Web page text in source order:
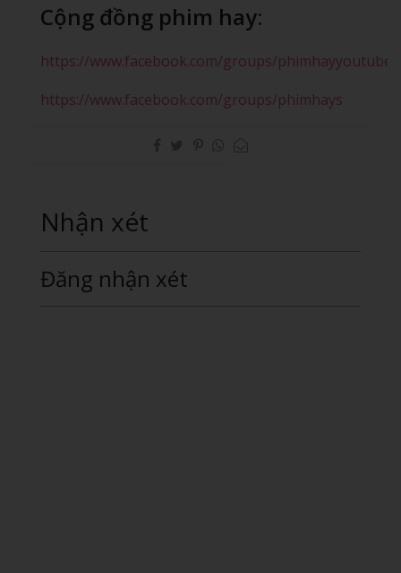
Cộng đồng phim hay:
https://www.facebook.com/groups/phimhayyoutube
https://www.facebook.com/groups/phimhays
Nhận xét
Đăng nhận xét